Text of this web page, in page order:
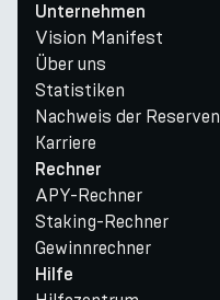
Unternehmen
Vision Manifest
Über uns
Statistiken
Nachweis der Reserven
Karriere
Rechner
APY-Rechner
Staking-Rechner
Gewinnrechner
Hilfe